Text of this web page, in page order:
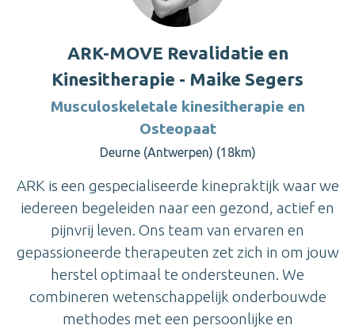
ARK-MOVE Revalidatie en
Kinesitherapie - Maike Segers
Musculoskeletale kinesitherapie en
Osteopaat
Deurne (Antwerpen) (18km)
ARK is een gespecialiseerde kinepraktijk waar we
iedereen begeleiden naar een gezond, actief en
pijnvrij leven. Ons team van ervaren en
gepassioneerde therapeuten zet zich in om jouw
herstel optimaal te ondersteunen. We
combineren wetenschappelijk onderbouwde
methodes met een persoonlijke en